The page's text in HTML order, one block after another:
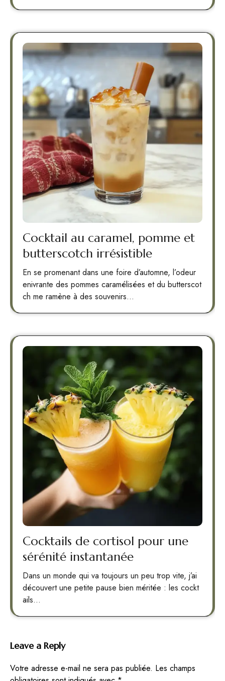
Cocktail au caramel, pomme et
butterscotch irrésistible
En se promenant dans une foire d’automne, l’odeur
enivrante des pommes caramélisées et du butterscot
ch me ramène à des souvenirs…
Cocktails de cortisol pour une
sérénité instantanée
Dans un monde qui va toujours un peu trop vite, j’ai
découvert une petite pause bien méritée : les cockt
ails…
Leave a Reply
Votre adresse e-mail ne sera pas publiée. Les champs